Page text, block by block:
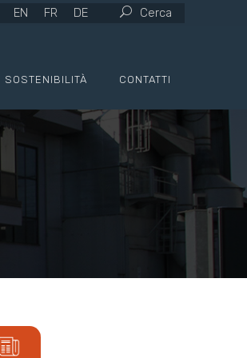
EN FR DE Cerca
SOSTENIBILITÀ CONTATTI